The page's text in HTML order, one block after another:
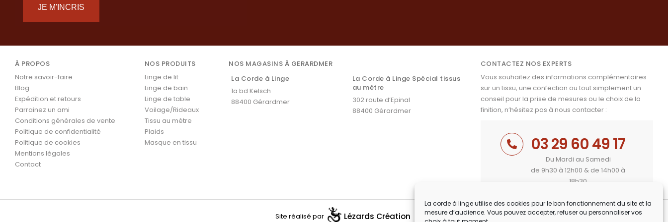
La corde à linge utilise des cookies pour le bon fonctionnement du site et la
mesure d’audience. Vous pouvez accepter, refuser ou personnaliser vos
JE M'INCRIS
À PROPOS
Notre savoir-faire
Blog
Expédition et retours
Parrainez un ami
Conditions générales de vente
Politique de confidentialité
Politique de cookies
Mentions légales
Contact
NOS PRODUITS
Linge de lit
Linge de bain
Linge de table
Voilage/Rideaux
Tissu au mètre
Plaids
Masque en tissu
NOS MAGASINS À GERARDMER
La Corde à Linge
1a bd Kelsch
88400 Gérardmer
La Corde à Linge Spécial tissus
au mètre
302 route d’Epinal
88400 Gérardmer
CONTACTEZ NOS EXPERTS
Vous souhaitez des informations complémentaires
sur un tissu, une confection ou tout simplement un
conseil pour la prise de mesures ou le choix de la
finition, n’hésitez pas à nous contacter :
03 29 60 49 17
Du Mardi au Samedi
de 9h30 à 12h00 & de 14h00 à
18h30
Site réalisé par Lézards Création